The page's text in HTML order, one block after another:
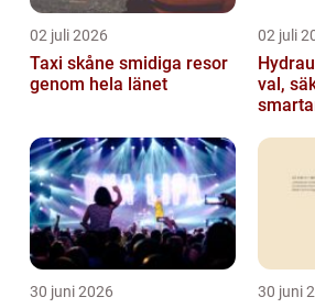
02 juli 2026
Taxi skåne smidiga resor
genom hela länet
02 juli
val,
30 juni 2026 30 juni